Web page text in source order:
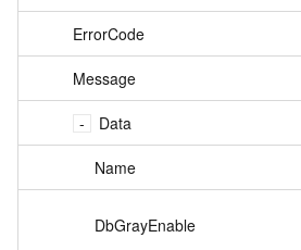
ErrorCode
Message
Data
Name
DbGrayEnable